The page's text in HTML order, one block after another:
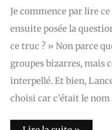
Je commence par lire
ensuite posée la
ce truc ? » Non parce
groupes bizarres, mais
interpellé. Et bien,
choisi car c’était le